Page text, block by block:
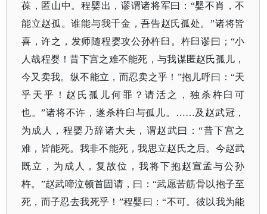
葆，匿山中。程婴出，谬谓诸将军曰：“婴不肖，不
能立赵孤。谁能与我千金，吾告赵氏孤处。”诸将皆
喜，许之，发师随程婴攻公孙杵臼。杵臼谬曰；“小
人哉程婴！昔下宫之难不能死，与我谋匿赵氏孤儿，
今又卖我。纵不能立，而忍卖之乎！”抱儿呼曰：“天
乎天乎！赵氏孤儿何罪？请活之，独杀杵臼可
也。”诸将不许，遂杀杵臼与孤儿。……及赵武冠，
为成人，程婴乃辞诸大夫，谓赵武曰：“昔下宫之
难，皆能死。我非不能死，我思立赵氏之后。今赵武
既立，为成人，复故位，我将下抱赵宣孟与公孙
杵。”赵武啼泣顿首固请，曰：“武愿苦筋骨以抱子至
死，而子忍去我死乎！”程婴曰：“不可。彼以我为能